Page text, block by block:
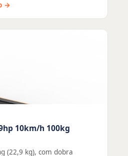
→
10km/h 100kg
(22,9 kg), com dobra